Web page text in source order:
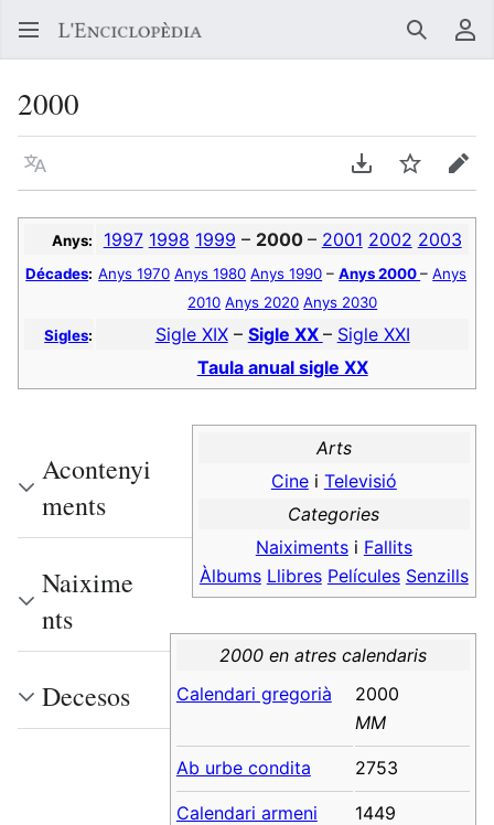
Buscar
2000
Llegir en un atre idioma Descarregar en
Vigilar
Anys: 1997 1998 1999 – 2000 – 2001 2002 2003
Décades: Anys 1970 Anys 1980 Anys 1990 –Anys 2000–Anys
2010 Anys 2020 Anys 2030
Sigles: Sigle XIX– Sigle XX – Sigle XXI
Taula anual sigle XX
Arts
Cinei Televisió
Categories
Naiximentsi Fallits
Àlbums Llibres Películes Senzills
2000 en atres calendaris
Calendari gregorià
2000
MM
Ab urbe condita 2753
Calendari armeni 1449
Acontenyi
ments
Naixime
nts
Decesos